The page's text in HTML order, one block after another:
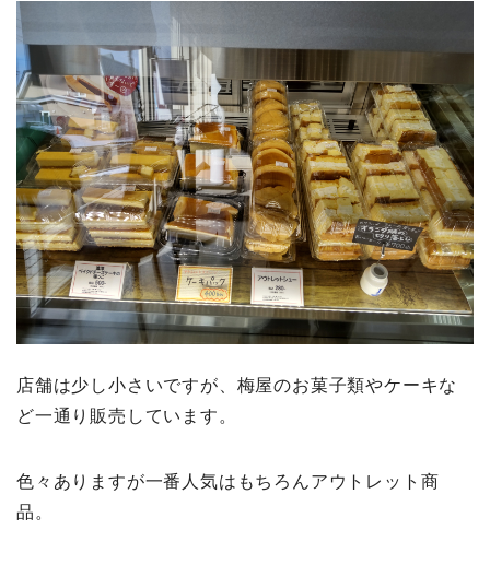
店舗は少し小さいですが、梅屋のお菓子類やケーキな
ど一通り販売しています。
色々ありますが一番人気はもちろんアウトレット商
品。